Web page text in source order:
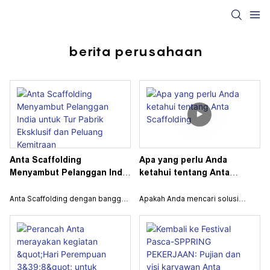
berita perusahaan
Anta Scaffolding
Menyambut Pelanggan India
dan Peluang Kemitraan
Anta Scaffolding dengan bangga
eksklusif bagi pelanggan India
untuk mengunjungi pabrik canggih
kami! Setelah melakukan
penyelidikan langsung melalui
Apa yang perlu Anda
ketahui tentang Anta
Apakah Anda mencari solusi
dengan kebutuhan unik proyek
Anda? Dengan 11 tahun
pengalaman di industri ini, Anta
Scaffolding menonjol sebagai